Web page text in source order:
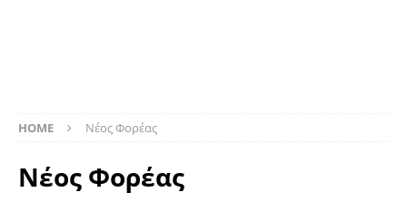
HOME Νέος Φορέας
Νέος Φορέας